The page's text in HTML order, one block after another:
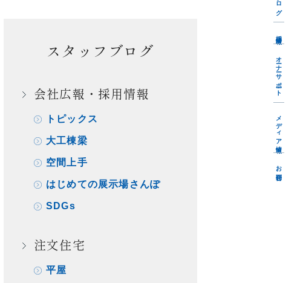
オーナーサポート
メディア情報
お問合せ
スタッフブログ
会社広報・採用情報
トピックス
大工棟梁
空間上手
はじめての展示場さんぽ
SDGs
注文住宅
平屋